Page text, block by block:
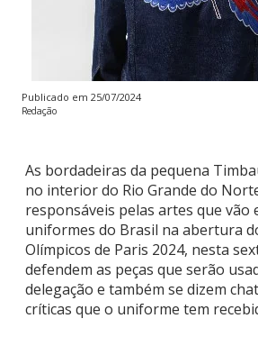
Publicado em 25/07/2024
Redação
As bordadeiras da pequena
no interior do Rio Grande do
responsáveis pelas artes que vão
uniformes do Brasil na abertura
Olímpicos de Paris 2024, nesta
defendem as peças que serão
delegação e também se dizem
críticas que o uniforme tem